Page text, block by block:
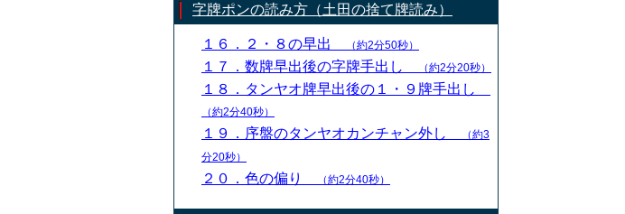
字牌ポンの読み方（土田の捨て牌読み）
１６．２・８の早出 （約2分50秒）
１７．数牌早出後の字牌手出し （約2分20秒）
１８．タンヤオ牌早出後の１・９牌手出し
（約2分40秒）
１９．序盤のタンヤオカンチャン外し
（約3
分20秒）
２０．色の偏り （約2分40秒）